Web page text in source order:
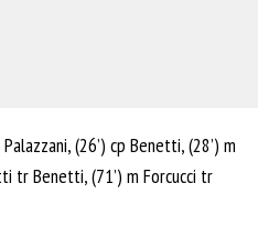
(26’) cp Benetti, (28’) m
tr Benetti, (71’) m Forcucci tr